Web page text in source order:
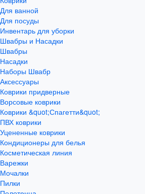
Для ванной
Для посуды
Инвентарь для уборки
Швабры и Насадки
Швабры
Насадки
Наборы Швабр
Аксессуары
Коврики придверные
Ворсовые коврики
Коврики &quot;Спагетти&quot;
ПВХ коврики
Уцененные коврики
Кондиционеры для белья
Косметическая линия
Варежки
Мочалки
Пилки